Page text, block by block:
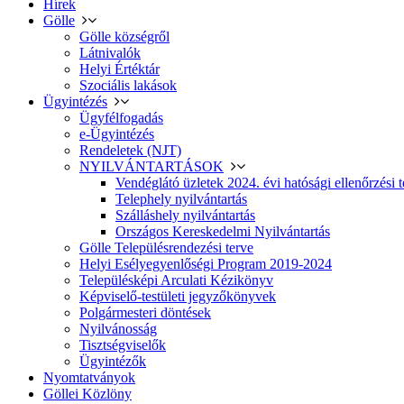
Hírek
Gölle
Gölle községről
Látnivalók
Helyi Értéktár
Szociális lakások
Ügyintézés
Ügyfélfogadás
e-Ügyintézés
Rendeletek (NJT)
NYILVÁNTARTÁSOK
Vendéglátó üzletek 2024. évi hatósági ellenőrzési
Telephely nyilvántartás
Szálláshely nyilvántartás
Országos Kereskedelmi Nyilvántartás
Gölle Településrendezési terve
Helyi Esélyegyenlőségi Program 2019-2024
Településképi Arculati Kézikönyv
Képviselő-testületi jegyzőkönyvek
Polgármesteri döntések
Nyilvánosság
Tisztségviselők
Ügyintézők
Nyomtatványok
Göllei Közlöny